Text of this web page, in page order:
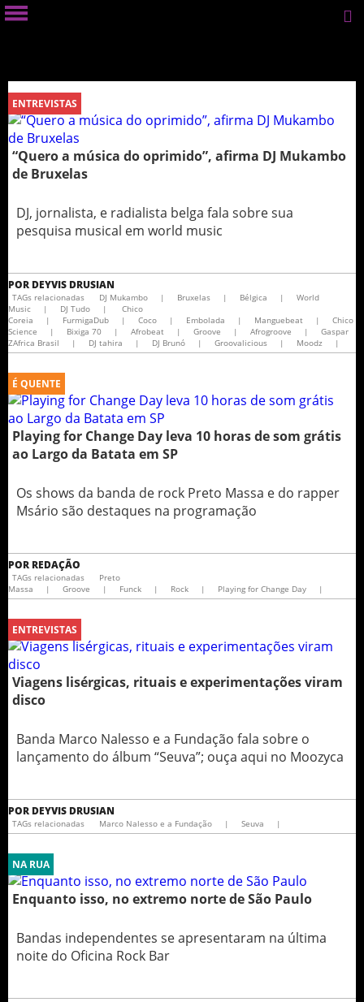
ENTREVISTAS
“Quero a música do oprimido”, afirma DJ Mukambo
de Bruxelas
DJ, jornalista, e radialista belga fala sobre sua
pesquisa musical em world music
POR DEYVIS DRUSIAN
TAGs relacionadas DJ Mukambo | Bruxelas | Bélgica |
World
Music
| DJ Tudo |
Chico
Coreia
| FurmigaDub | Coco | Embolada | Manguebeat |
Chico
Science
| Bixiga 70 | Afrobeat | Groove | Afrogroove |
Gaspar
ZAfrica Brasil
| DJ tahira | DJ Brunó | Groovalicious | Moodz |
É QUENTE
Playing for Change Day leva 10 horas de som grátis
ao Largo da Batata em SP
Os shows da banda de rock Preto Massa e do rapper
Msário são destaques na programação
POR REDAÇÃO
TAGs relacionadas
Preto
Massa
| Groove | Funck | Rock | Playing for Change Day |
ENTREVISTAS
Viagens lisérgicas, rituais e experimentações viram
disco
Banda Marco Nalesso e a Fundação fala sobre o
lançamento do álbum “Seuva”; ouça aqui no Moozyca
POR DEYVIS DRUSIAN
TAGs relacionadas Marco Nalesso e a Fundação | Seuva |
NA RUA
Enquanto isso, no extremo norte de São Paulo
Bandas independentes se apresentaram na última
noite do Oficina Rock Bar